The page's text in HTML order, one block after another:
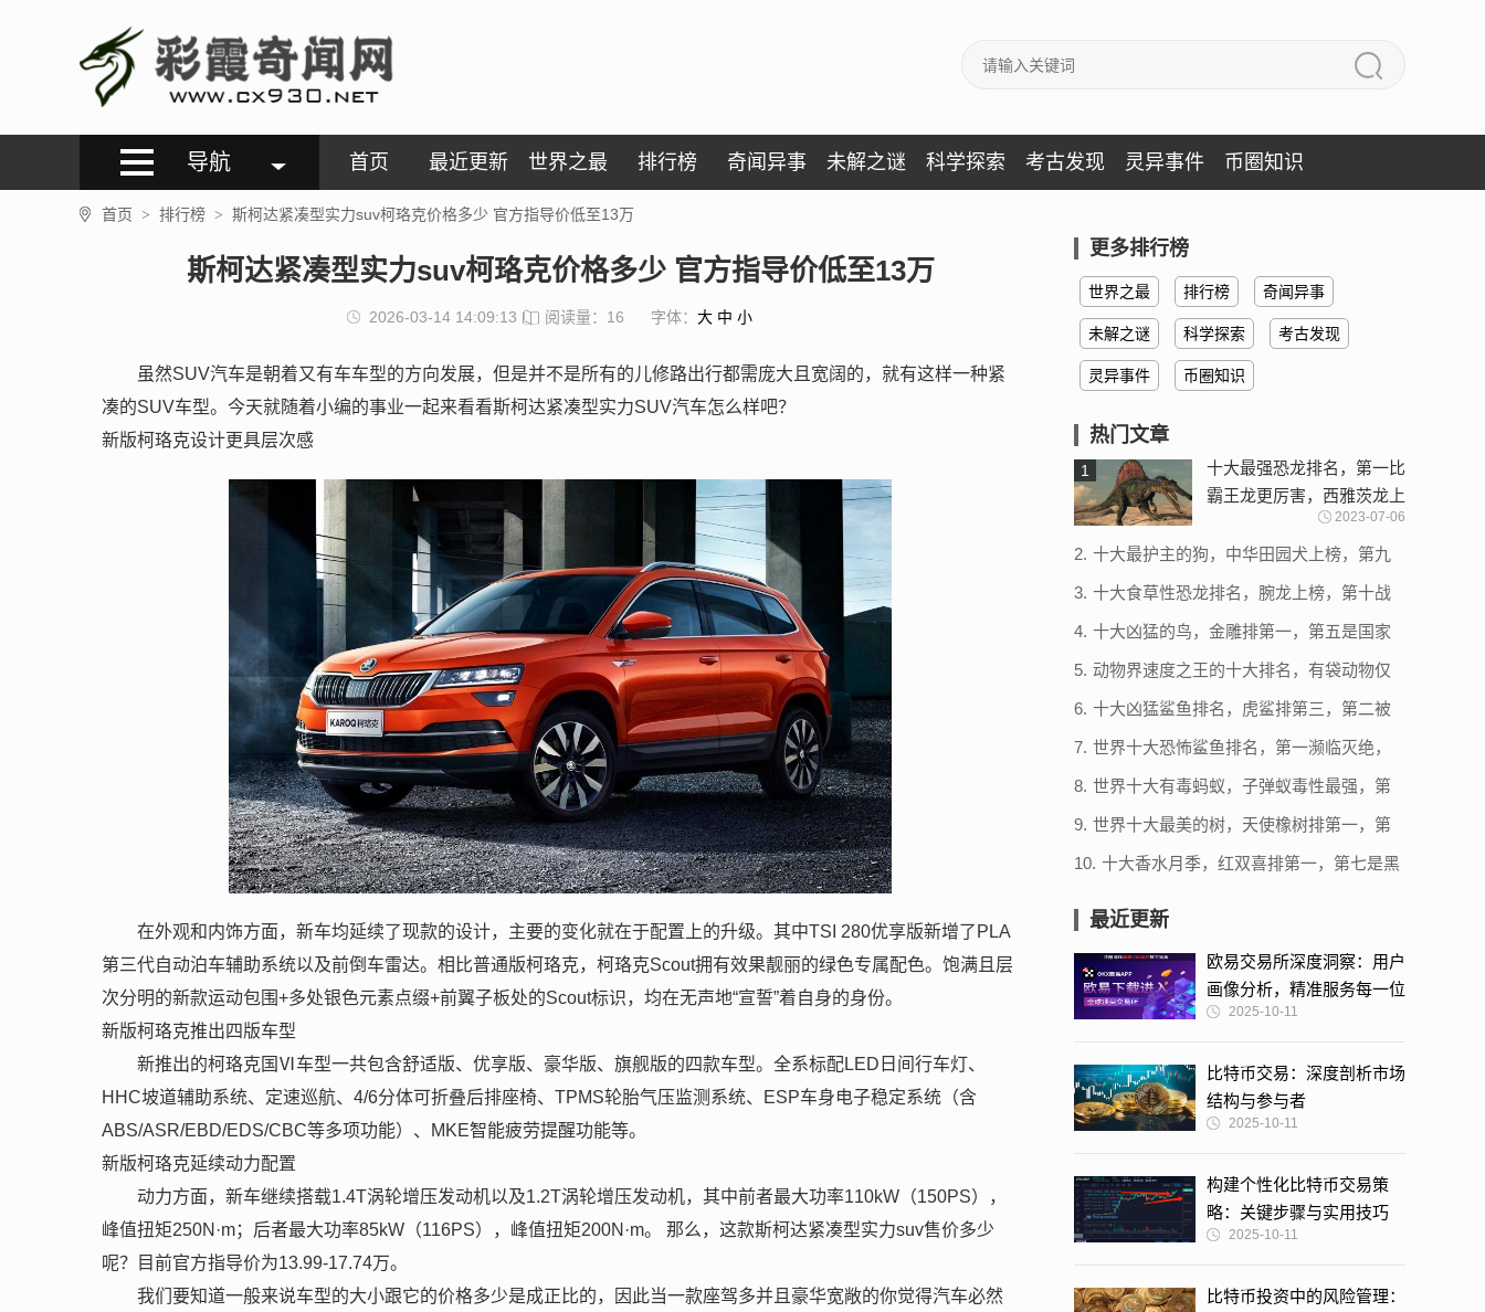
导航 首页 最近更新 世界之最 排行榜 奇闻异事 未解之谜 科学探索 考古发现 灵异事件 币圈知识
首页 > 排行榜 > 斯柯达紧凑型实力suv柯珞克价格多少 官方指导价低至13万
斯柯达紧凑型实力suv柯珞克价格多少 官方指导价低至13万
2026-03-14 14:09:13 阅读量：16 字体： 大 中 小
虽然SUV汽车是朝着又有车车型的方向发展，但是并不是所有的儿修路出行都需庞大且宽阔的，就有这样一种紧
凑的SUV车型。今天就随着小编的事业一起来看看斯柯达紧凑型实力SUV汽车怎么样吧？
新版柯珞克设计更具层次感
在外观和内饰方面，新车均延续了现款的设计，主要的变化就在于配置上的升级。其中TSI 280优享版新增了PLA
第三代自动泊车辅助系统以及前倒车雷达。相比普通版柯珞克，柯珞克Scout拥有效果靓丽的绿色专属配色。饱满且层
次分明的新款运动包围+多处银色元素点缀+前翼子板处的Scout标识，均在无声地“宣誓”着自身的身份。
新版柯珞克推出四版车型
新推出的柯珞克国Ⅵ车型一共包含舒适版、优享版、豪华版、旗舰版的四款车型。全系标配LED日间行车灯、
HHC坡道辅助系统、定速巡航、4/6分体可折叠后排座椅、TPMS轮胎气压监测系统、ESP车身电子稳定系统（含
ABS/ASR/EBD/EDS/CBC等多项功能）、MKE智能疲劳提醒功能等。
新版柯珞克延续动力配置
动力方面，新车继续搭载1.4T涡轮增压发动机以及1.2T涡轮增压发动机，其中前者最大功率110kW（150PS），
峰值扭矩250N·m；后者最大功率85kW（116PS），峰值扭矩200N·m。 那么，这款斯柯达紧凑型实力suv售价多少
呢？目前官方指导价为13.99-17.74万。
我们要知道一般来说车型的大小跟它的价格多少是成正比的，因此当一款座驾多并且豪华宽敞的你觉得汽车必然
更多排行榜
世界之最 排行榜 奇闻异事
未解之谜 科学探索 考古发现
灵异事件 币圈知识
热门文章
1
十大最强恐龙排名，第一比
霸王龙更厉害，西雅茨龙上
2023-07-06
2. 十大最护主的狗，中华田园犬上榜，第九
3. 十大食草性恐龙排名，腕龙上榜，第十战
4. 十大凶猛的鸟，金雕排第一，第五是国家
5. 动物界速度之王的十大排名，有袋动物仅
6. 十大凶猛鲨鱼排名，虎鲨排第三，第二被
7. 世界十大恐怖鲨鱼排名，第一濒临灭绝，
8. 世界十大有毒蚂蚁，子弹蚁毒性最强，第
9. 世界十大最美的树，天使橡树排第一，第
10. 十大香水月季，红双喜排第一，第七是黑
最近更新
欧易交易所深度洞察：用户
画像分析，精准服务每一位
投资者
2025-10-11
比特币交易：深度剖析市场
结构与参与者
2025-10-11
构建个性化比特币交易策
略：关键步骤与实用技巧
2025-10-11
比特币投资中的风险管理：